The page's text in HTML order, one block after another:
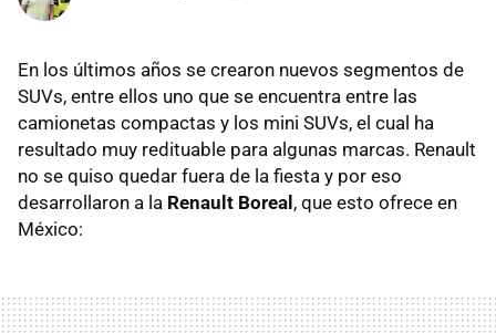
En los últimos años se crearon nuevos segmentos de
SUVs, entre ellos uno que se encuentra entre las
camionetas compactas y los mini SUVs, el cual ha
resultado muy redituable para algunas marcas. Renault
no se quiso quedar fuera de la fiesta y por eso
desarrollaron a la Renault Boreal , que esto ofrece en
México: